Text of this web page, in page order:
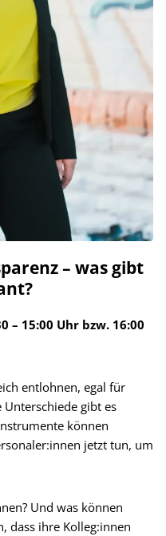
– was gibt
– 15:00 Uhr bzw. 16:00
entlohnen, egal für
Unterschiede gibt es
können
jetzt tun, um
Und was können
dass ihre Kolleg:innen